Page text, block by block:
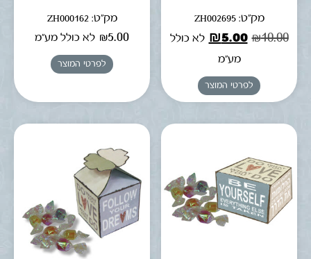
מק"ט: ZH002695
₪10.00
₪5.00
לא כולל
מע"מ
לפרטי המוצר
מק"ט: ZH000162
₪5.00 לא כולל מע"מ
לפרטי המוצר